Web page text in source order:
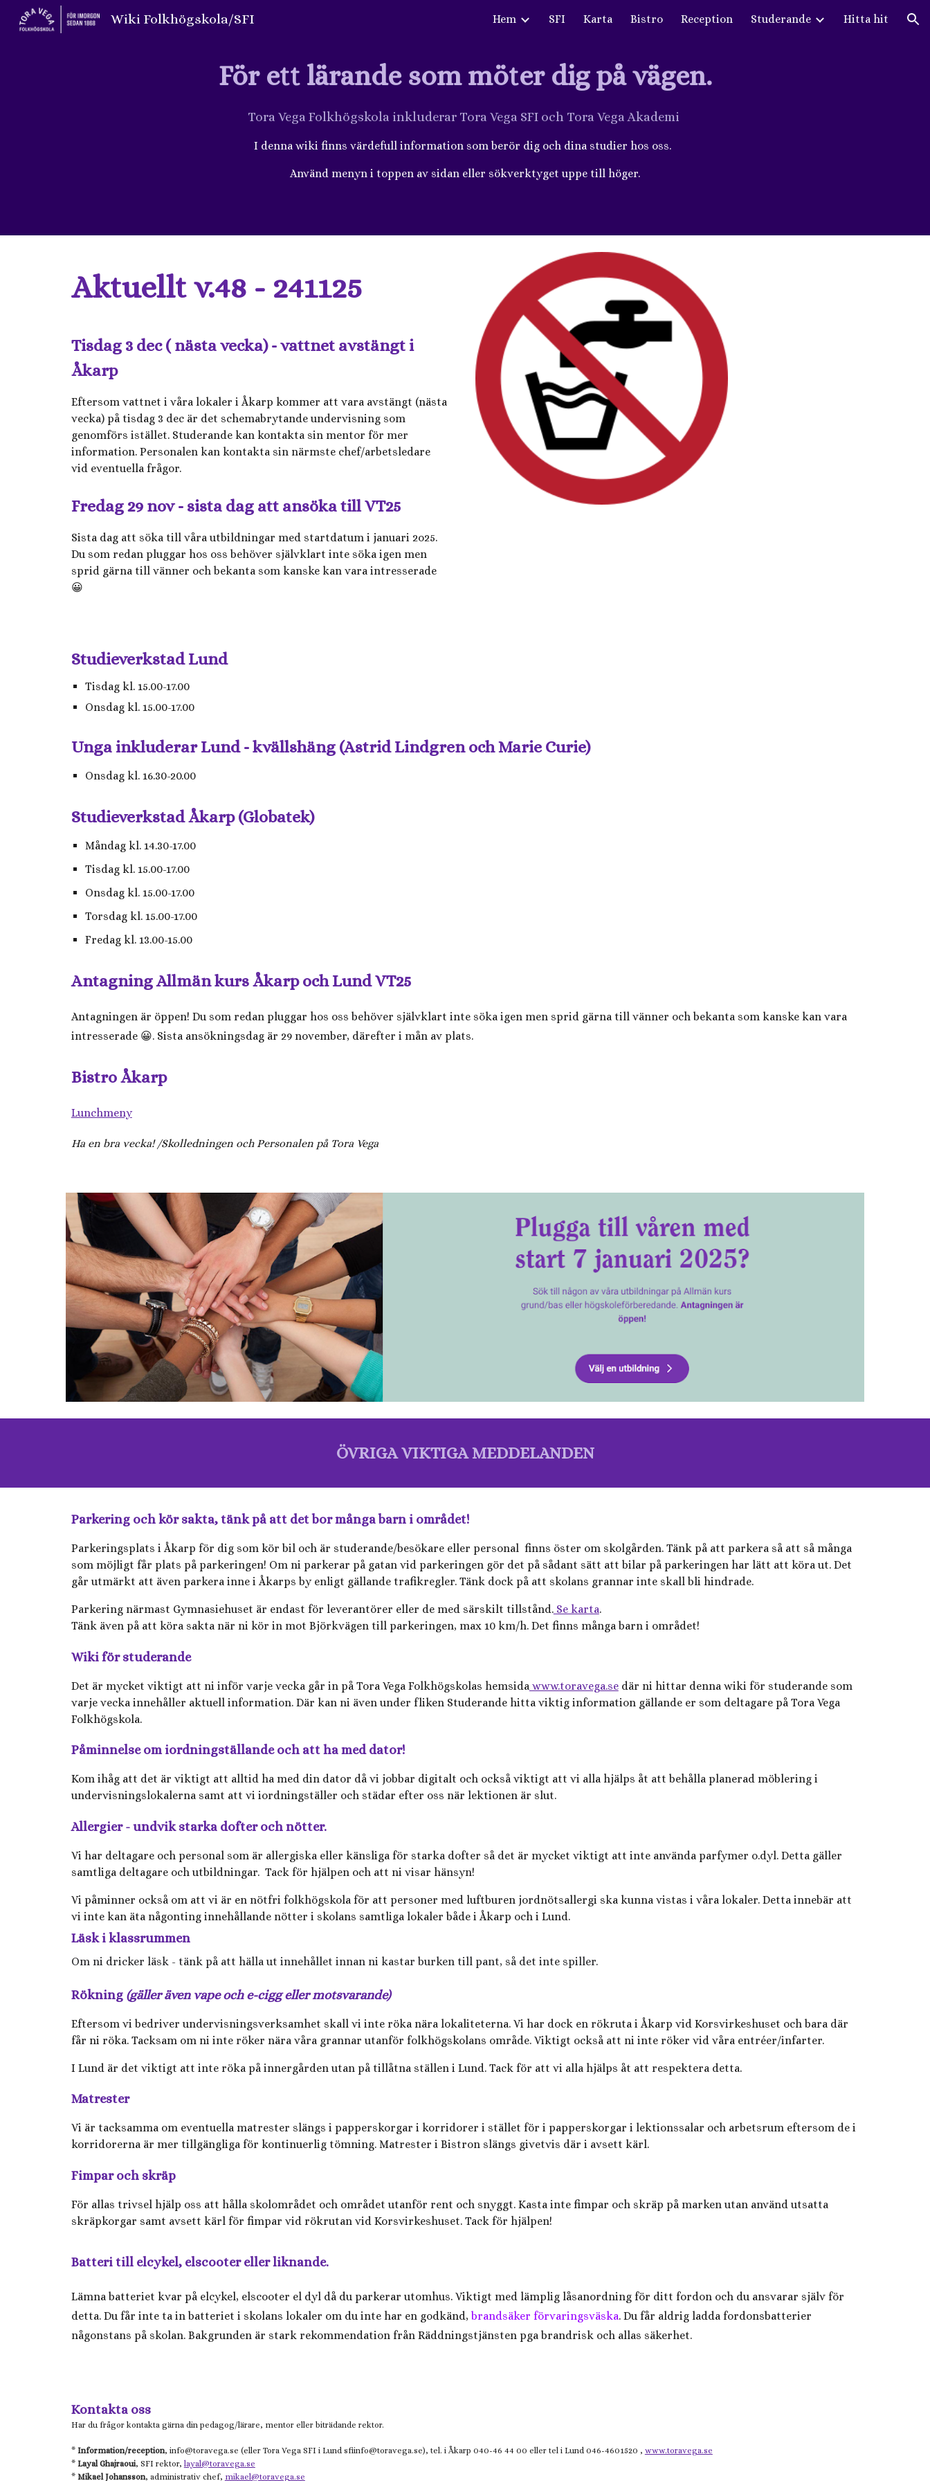
Skip to navigation
Wiki Folkhögskola/SFI Hem SFI Karta Bistro Reception Studerande Hitta hit
För ett lärande som möter dig på vägen.
Tora Vega Folkhögskola inkluderar Tora Vega SFI och Tora Vega Akademi
I denna wiki finns värdefull information som berör dig och dina studier hos oss.
Använd menyn i toppen av sidan eller sökverktyget uppe till höger.
Aktuellt v.48 - 241125
Tisdag 3 dec ( nästa vecka) - vattnet avstängt i
Åkarp
Eftersom vattnet i våra lokaler i Åkarp kommer att vara avstängt (nästa
vecka) på tisdag 3 dec är det schemabrytande undervisning som
genomförs istället. Studerande kan kontakta sin mentor för mer
information. Personalen kan kontakta sin närmste chef/arbetsledare
vid eventuella frågor.
Fredag 29 nov - sista dag att ansöka till VT25
Sista dag att söka till våra utbildningar med startdatum i januari 2o25.
Du som redan pluggar hos oss behöver självklart inte söka igen men
sprid gärna till vänner och bekanta som kanske kan vara intresserade
😀
Studieverkstad Lund
Tisdag kl. 15.00-17.00
Onsdag kl. 15.00-17.00
Unga inkluderar Lund - kvällshäng (Astrid Lindgren och Marie Curie)
Onsdag kl. 16.30-20.00
Studieverkstad Åkarp (Globatek)
Måndag kl. 14.30-17.00
Tisdag kl. 15.00-17.00
Onsdag kl. 15.00-17.00
Torsdag kl. 15.00-17.00
Fredag kl. 13.00-15.00
Antagning Allmän kurs Åkarp och Lund VT25
Antagningen är öppen! Du som redan pluggar hos oss behöver självklart inte söka igen men sprid gärna till vänner och bekanta som kanske kan vara
intresserade 😀. Sista ansökningsdag är 29 november, därefter i mån av plats.
Bistro Åkarp
Lunchmeny
Ha en bra vecka! /Skolledningen och Personalen på Tora Vega
ÖVRIGA VIKTIGA MEDDELANDEN
Parkering och kör sakta, tänk på att det bor många barn i området!
Parkeringsplats i Åkarp för dig som kör bil och är studerande/besökare eller personal finns öster om skolgården. Tänk på att parkera så att så många
som möjligt får plats på parkeringen! Om ni parkerar på gatan vid parkeringen gör det på sådant sätt att bilar på parkeringen har lätt att köra ut. Det
går utmärkt att även parkera inne i Åkarps by enligt gällande trafikregler. Tänk dock på att skolans grannar inte skall bli hindrade.
Parkering närmast Gymnasiehuset är endast för leverantörer eller de med särskilt tillstånd.Se karta.
Tänk även på att köra sakta när ni kör in mot Björkvägen till parkeringen, max 10 km/h. Det finns många barn i området!
Wiki för studerande
Det är mycket viktigt att ni inför varje vecka går in på Tora Vega Folkhögskolas hemsida www.toravega.sedär ni hittar denna wiki för studerande som
varje vecka innehåller aktuell information. Där kan ni även under fliken Studerande hitta viktig information gällande er som deltagare på Tora Vega
Folkhögskola.
Påminnelse om iordningställande och att ha med dator!
Kom ihåg att det är viktigt att alltid ha med din dator då vi jobbar digitalt och också viktigt att vi alla hjälps åt att behålla planerad möblering i
undervisningslokalerna samt att vi iordningställer och städar efter oss när lektionen är slut.
Allergier - undvik starka dofter och nötter.
Vi har deltagare och personal som är allergiska eller känsliga för starka dofter så det är mycket viktigt att inte använda parfymer o.dyl. Detta gäller
samtliga deltagare och utbildningar. Tack för hjälpen och att ni visar hänsyn!
Vi påminner också om att vi är en nötfri folkhögskola för att personer med luftburen jordnötsallergi ska kunna vistas i våra lokaler. Detta innebär att
vi inte kan äta någonting innehållande nötter i skolans samtliga lokaler både i Åkarp och i Lund.
Läsk i klassrummen
Om ni dricker läsk - tänk på att hälla ut innehållet innan ni kastar burken till pant, så det inte spiller.
Rökning(gäller även vape och e-cigg eller motsvarande)
Eftersom vi bedriver undervisningsverksamhet skall vi inte röka nära lokaliteterna. Vi har dock en rökruta i Åkarp vid Korsvirkeshuset och bara där
får ni röka. Tacksam om ni inte röker nära våra grannar utanför folkhögskolans område. Viktigt också att ni inte röker vid våra entréer/infarter.
I Lund är det viktigt att inte röka på innergården utan på tillåtna ställen i Lund. Tack för att vi alla hjälps åt att respektera detta.
Matrester
Vi är tacksamma om eventuella matrester slängs i papperskorgar i korridorer i stället för i papperskorgar i lektionssalar och arbetsrum eftersom de i
korridorerna är mer tillgängliga för kontinuerlig tömning. Matrester i Bistron slängs givetvis där i avsett kärl.
Fimpar och skräp
För allas trivsel hjälp oss att hålla skolområdet och området utanför rent och snyggt. Kasta inte fimpar och skräp på marken utan använd utsatta
skräpkorgar samt avsett kärl för fimpar vid rökrutan vid Korsvirkeshuset. Tack för hjälpen!
Batteri till elcykel, elscooter eller liknande.
Lämna batteriet kvar på elcykel, elscooter el dyl då du parkerar utomhus. Viktigt med lämplig låsanordning för ditt fordon och du ansvarar själv för
detta. Du får inte ta in batteriet i skolans lokaler om du inte har en godkänd, brandsäker förvaringsväska. Du får aldrig ladda fordonsbatterier
någonstans på skolan. Bakgrunden är stark rekommendation från Räddningstjänsten pga brandrisk och allas säkerhet.
Kontakta oss
Har du frågor kontakta gärna din pedagog/lärare, mentor eller biträdande rektor.
* Information/reception, info@toravega.se (eller Tora VegaSFI i Lund sfiinfo@toravega.se), tel. i Åkarp 040-46 44 00 eller tel i Lund 046-4601520 , www.toravega.se
* Layal Ghajraoui, SFI rektor, layal@toravega.se
* Mikael Johansson, administrativ chef, mikael@toravega.se